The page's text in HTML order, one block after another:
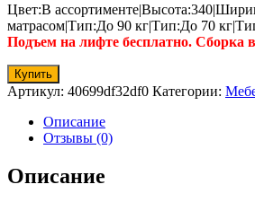
Цвет:В
матрасом|Тип:До 90 кг|Тип:До 70
Подъем на лифте бесплатно. Сборка
Купить
Артикул: 40699df32df0 Категории:
Описание
Отзывы (0)
Описание